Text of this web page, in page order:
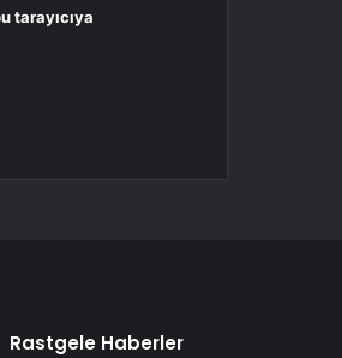
tarayıcıya
Rastgele Haberler